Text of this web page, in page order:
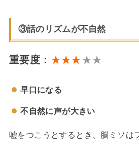
③話のリズムが不自然
重要度： ★★★★★
早口になる
不自然に声が大きい
嘘をつこうとするとき、脳ミソは